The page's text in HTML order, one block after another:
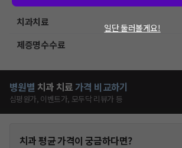
치과치료
제증명수수료
병원별 치과 치료가격 비교하기
심평원가, 이벤트가, 모두닥 리뷰가 등
치과평균 가격이 궁금하다면?
일단 둘러볼게요!